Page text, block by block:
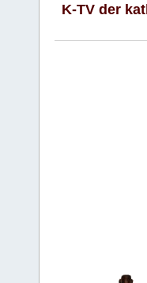
K-TV der